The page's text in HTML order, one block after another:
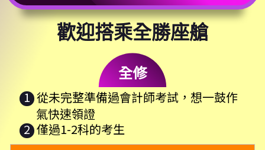
歡迎搭乘全勝座艙
全修
1 從未完整準備過會計師考試，想一鼓作
氣快速領證
2 僅過1-2科的考生